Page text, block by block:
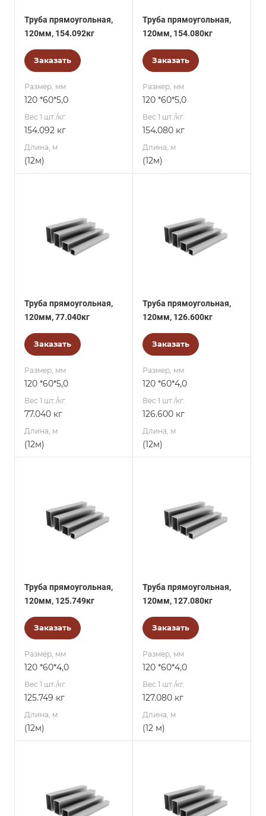
Труба прямоугольная,
120мм, 154.092кг
Заказать
Размер, мм
120 *60*5,0
Вес 1 шт./кг.
154.092 кг
Длина, м
(12м)
Труба прямоугольная,
120мм, 154.080кг
Заказать
Размер, мм
120 *60*5,0
Вес 1 шт./кг.
154.080 кг
Длина, м
(12м)
Труба прямоугольная,
120мм, 77.040кг
Заказать
Размер, мм
120 *60*5,0
Вес 1 шт./кг.
77.040 кг
Длина, м
(12м)
Труба прямоугольная,
120мм, 126.600кг
Заказать
Размер, мм
120 *60*4,0
Вес 1 шт./кг.
126.600 кг
Длина, м
(12м)
Труба прямоугольная,
120мм, 125.749кг
Заказать
Размер, мм
120 *60*4,0
Вес 1 шт./кг.
125.749 кг
Длина, м
(12м)
Труба прямоугольная,
120мм, 127.080кг
Заказать
Размер, мм
120 *60*4,0
Вес 1 шт./кг.
127.080 кг
Длина, м
(12 м)